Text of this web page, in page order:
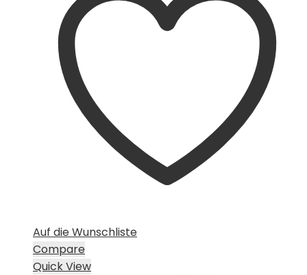
Auf die Wunschliste
Compare
Quick View